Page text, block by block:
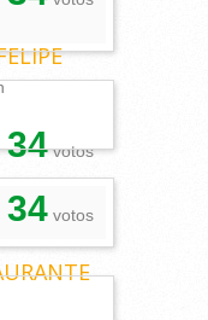
34votos
34 votos